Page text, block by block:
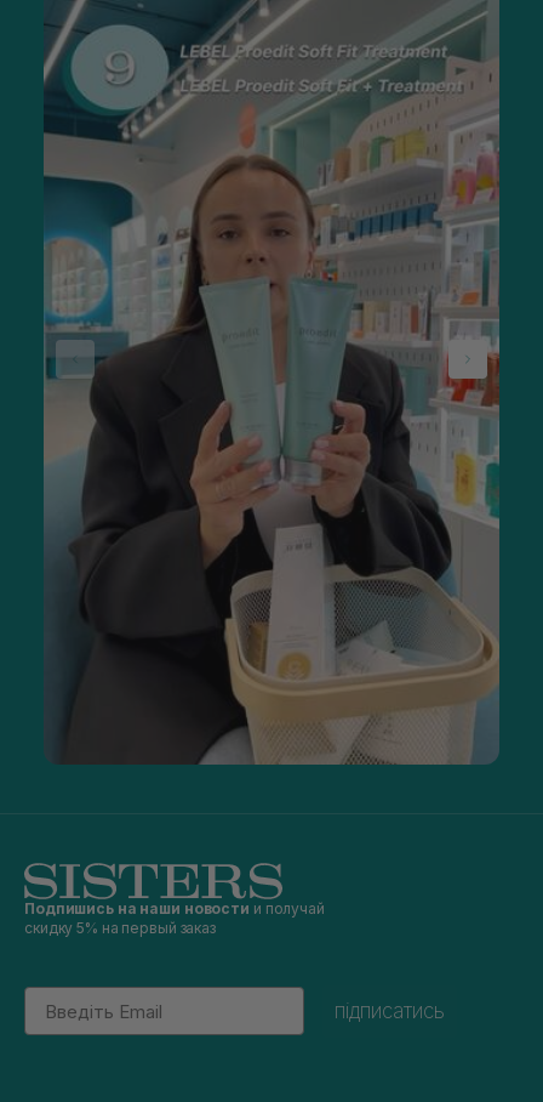
Подпишись на наши новости и получай
скидку 5% на первый заказ
Email
підписатись